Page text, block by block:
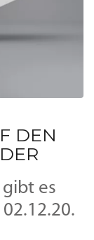
DEN
gibt es